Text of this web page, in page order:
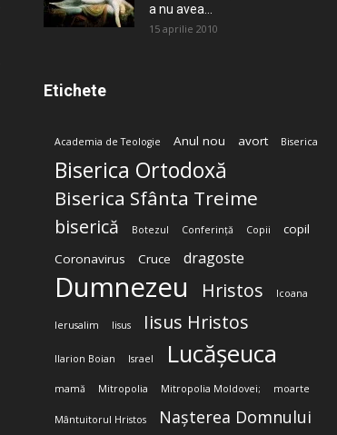
a nu avea...
15 aprilie 2010
Etichete
Academia de Teologie Anul nou avort Biserica
Biserica Ortodoxă
Biserica Sfânta Treime
biserică Botezul Conferință Copii
copil
Coronavirus
Cruce dragoste
Dumnezeu Hristos Icoana
Ierusalim Iisus Iisus Hristos
Ilarion Boian Israel Lucășeuca
mamă Mitropolia Mitropolia Moldovei; moarte
Mântuitorul Hristos Nașterea Domnului